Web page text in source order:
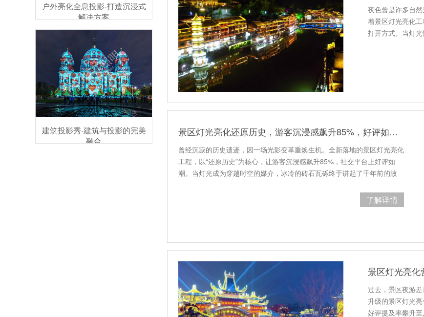
夜色曾是许多自
着景区灯光亮化
打开方式。当灯
景区灯光亮化还原历史，游客沉浸感飙升85%，好评如潮！
曾经沉寂的历史遗迹，因一场光影变革重焕生机。全新落地的景区灯光亮化
工程，以“还原历史”为核心，让游客沉浸感飙升85%，社交平台上好评如
潮。当灯光成为穿越时空的媒介，冰冷的砖石瓦砾终于讲起了千年前的故
了解详情
过去，景区夜游差
升级的景区灯光
好评提及率攀升至
户外亮化全息投影-打造沉浸式
解决方案
建筑投影秀-建筑与投影的完美
融合